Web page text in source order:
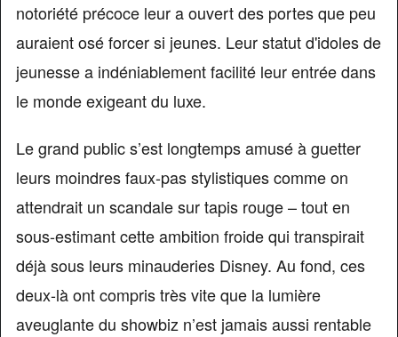
notoriété précoce leur a ouvert des portes que peu
auraient osé forcer si jeunes. Leur statut d'idoles de
jeunesse a indéniablement facilité leur entrée dans
le monde exigeant du luxe.
Le grand public s’est longtemps amusé à guetter
leurs moindres faux-pas stylistiques comme on
attendrait un scandale sur tapis rouge – tout en
sous-estimant cette ambition froide qui transpirait
déjà sous leurs minauderies Disney. Au fond, ces
deux-là ont compris très vite que la lumière
aveuglante du showbiz n’est jamais aussi rentable